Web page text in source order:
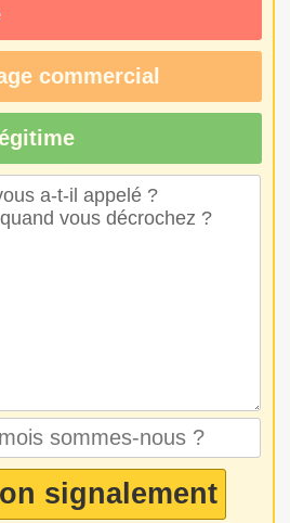
commercial